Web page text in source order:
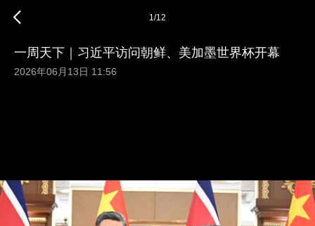
1/12
一周天下｜习近平访问朝鲜、美加墨世界杯开幕
2026年06月13日 11:56